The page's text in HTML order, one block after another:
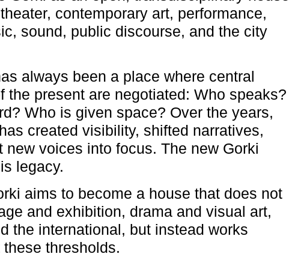
contemporary art, performance,
sound, public discourse, and the city
always been a place where central
the present are negotiated: Who speaks?
Who is given space? Over the years,
created visibility, shifted narratives,
new voices into focus. The new Gorki
legacy.
aims to become a house that does not
and exhibition, drama and visual art,
the international, but instead works
thresholds.